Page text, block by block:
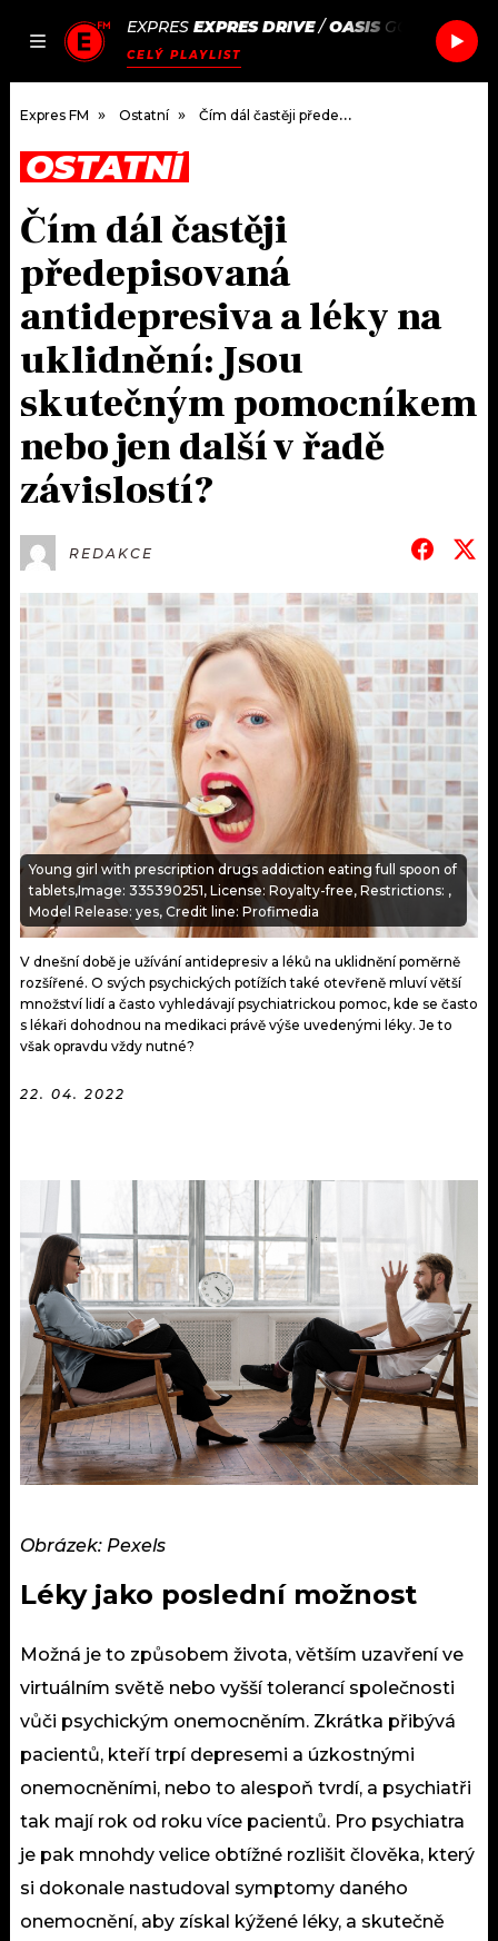
JAK
SEZNAM.CZ
EXPRES EXPRES DRIVE/OASIS GO LET IT OUT
CELÝ PLAYLIST
DOMŮ
ČLÁNKY
HUDBA
ROZHOVORY
#NEBUDUDOMA
KALENDÁŘ
KVÍZY
VIP
TRENDY
KULTURA
MIX
OSTATNÍ
PODCASTY
JAK NALADIT
RÁDIO
APLIKACE
PLAYLIST
JAK NALADIT
SOUTĚŽE
Expres FM Ostatní Čím dál častěji předepisovaná antidepresiva a léky na uklidnění: Jsou skutečným pomocníkem nebo jen další v řadě závislostí?
OSTATNÍ
Čím dál častěji
předepisovaná
antidepresiva a léky na
uklidnění: Jsou
skutečným pomocníkem
nebo jen další v řadě
závislostí?
REDAKCE
Young girl with prescription drugs addiction eating full spoon of
tablets,Image: 335390251, License: Royalty-free, Restrictions: ,
Model Release: yes, Credit line: Profimedia
V dnešní době je užívání antidepresiv a léků na uklidnění poměrně
rozšířené. O svých psychických potížích také otevřeně mluví větší
množství lidí a často vyhledávají psychiatrickou pomoc, kde se často
s lékaři dohodnou na medikaci právě výše uvedenými léky. Je to
však opravdu vždy nutné?
22. 04. 2022
Obrázek: Pexels
Léky jako poslední možnost
Možná je to způsobem života, větším uzavření ve
virtuálním světě nebo vyšší tolerancí společnosti
vůči psychickým onemocněním. Zkrátka přibývá
pacientů, kteří trpí depresemi a úzkostnými
onemocněními, nebo to alespoň tvrdí, a psychiatři
tak mají rok od roku více pacientů. Pro psychiatra
je pak mnohdy velice obtížné rozlišit člověka, který
si dokonale nastudoval symptomy daného
onemocnění, aby získal kýžené léky, a skutečně